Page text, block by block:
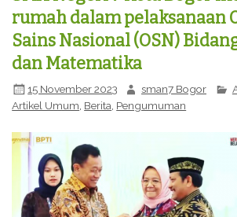
rumah dalam pelaksanaan
Sains Nasional (OSN)
dan Matematika
15 November 2023 sman7 Bogor
Artikel Umum Berita Pengumuman